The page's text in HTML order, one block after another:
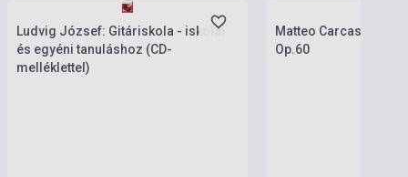
Ludvig József: Gitáriskola - iskolai
és egyéni tanuláshoz (CD-
melléklettel)
Matteo Carcassi: 25
Op.60